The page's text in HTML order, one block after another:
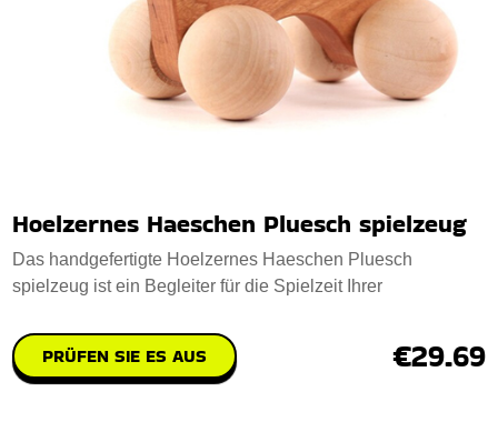
Hoelzernes Haeschen Pluesch spielzeug
Das handgefertigte Hoelzernes Haeschen Pluesch
spielzeug ist ein Begleiter für die Spielzeit Ihrer
PRÜFEN SIE ES AUS €29.69